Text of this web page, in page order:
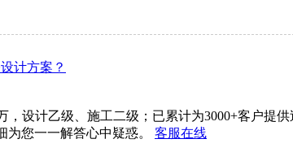
计方案？
，设计乙级、施工二级；已累计为3000+客户提
为您一一解答心中疑惑。 客服在线